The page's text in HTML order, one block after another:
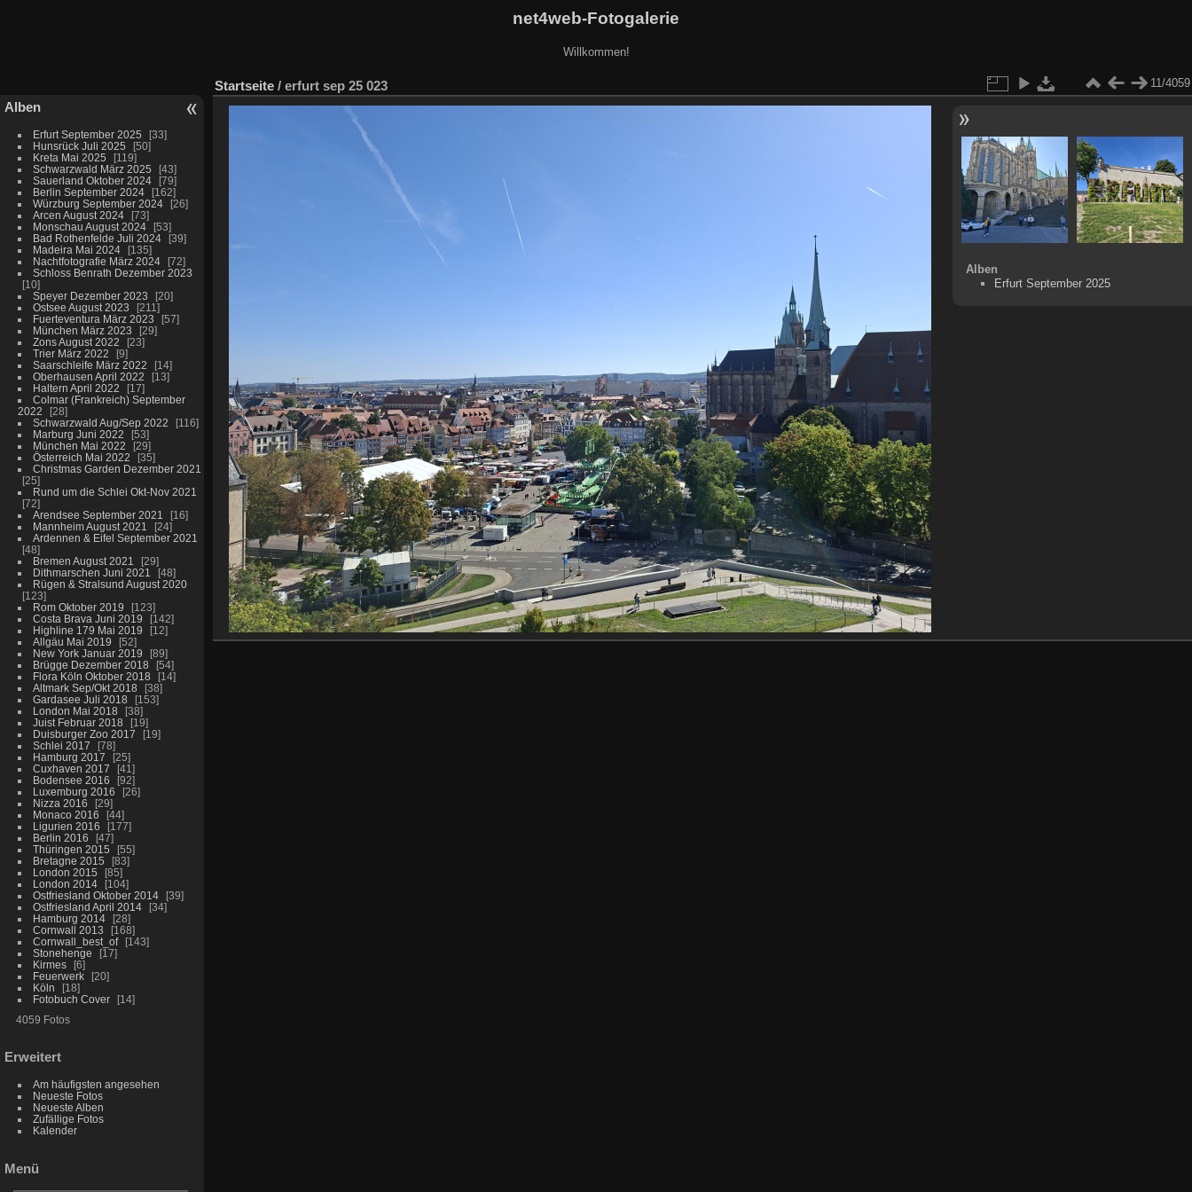
net4web-Fotogalerie
Willkommen!
Alben
Erfurt September 2025
33
Hunsrück Juli 2025
50
Kreta Mai 2025
119
Schwarzwald März 2025
43
Sauerland Oktober 2024
79
Berlin September 2024
162
Würzburg September 2024
26
Arcen August 2024
73
Monschau August 2024
53
Bad Rothenfelde Juli 2024
39
Madeira Mai 2024
135
Nachtfotografie März 2024
72
Schloss Benrath Dezember 2023
10
Speyer Dezember 2023
20
Ostsee August 2023
211
Fuerteventura März 2023
57
München März 2023
29
Zons August 2022
23
Trier März 2022
9
Saarschleife März 2022
14
Oberhausen April 2022
13
Haltern April 2022
17
Colmar (Frankreich) September
2022
28
Schwarzwald Aug/Sep 2022
116
Marburg Juni 2022
53
München Mai 2022
29
Österreich Mai 2022
35
Christmas Garden Dezember 2021
25
Rund um die Schlei Okt-Nov 2021
72
Arendsee September 2021
16
Mannheim August 2021
24
Ardennen & Eifel September 2021
48
Bremen August 2021
29
Dithmarschen Juni 2021
48
Rügen & Stralsund August 2020
123
Rom Oktober 2019
123
Costa Brava Juni 2019
142
Highline 179 Mai 2019
12
Allgäu Mai 2019
52
New York Januar 2019
89
Brügge Dezember 2018
54
Flora Köln Oktober 2018
14
Altmark Sep/Okt 2018
38
Gardasee Juli 2018
153
London Mai 2018
38
Juist Februar 2018
19
Duisburger Zoo 2017
19
Schlei 2017
78
Hamburg 2017
25
Cuxhaven 2017
41
Bodensee 2016
92
Luxemburg 2016
26
Nizza 2016
29
Monaco 2016
44
Ligurien 2016
177
Berlin 2016
47
Thüringen 2015
55
Bretagne 2015
83
London 2015
85
London 2014
104
Ostfriesland Oktober 2014
39
Ostfriesland April 2014
34
Hamburg 2014
28
Cornwall 2013
168
Cornwall_best_of
143
Stonehenge
17
Kirmes
6
Feuerwerk
20
Köln
18
Fotobuch Cover
14
4059 Fotos
Erweitert
Am häufigsten angesehen
Neueste Fotos
Neueste Alben
Zufällige Fotos
Kalender
Menü
Startseite / erfurt sep 25 023 11/4059
Alben
Erfurt September 2025